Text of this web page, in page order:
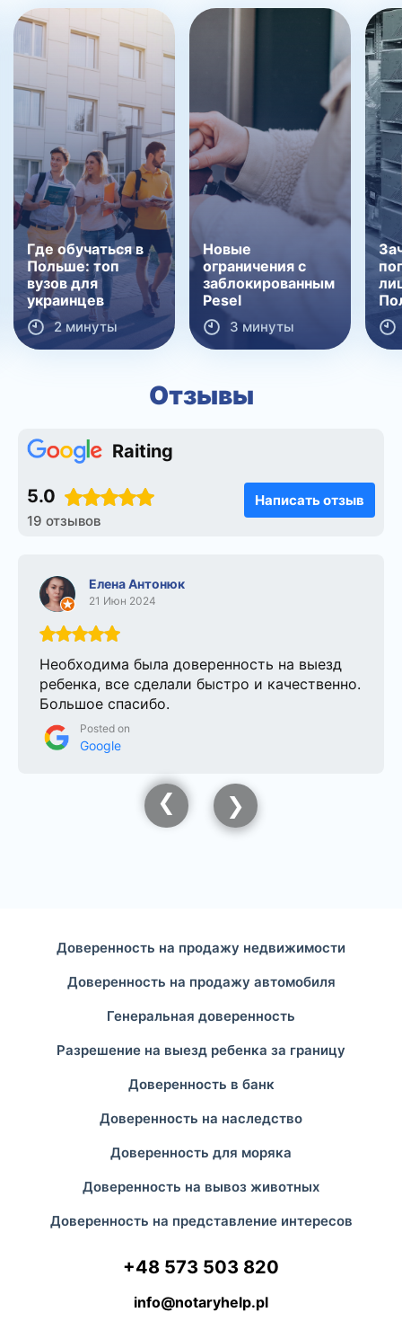
Где обучаться в
Польше: топ
вузов для
украинцев
2 минуты
Новые
ограничения с
заблокированным
Pesel
3 минуты
Отзывы
Raiting
5.0
19 отзывов
Написать отзыв
Елена Антонюк
21 Июн 2024
Необходима была доверенность на выезд
ребенка, все сделали быстро и качественно.
Большое спасибо.
Posted on
Google
Доверенность на продажу недвижимости
Доверенность на продажу автомобиля
Генеральная доверенность
Разрешение на выезд ребенка за границу
Доверенность в банк
Доверенность на наследство
Доверенность для моряка
Доверенность на вывоз животных
Доверенность на представление интересов
+48 573 503 820
info@notaryhelp.pl